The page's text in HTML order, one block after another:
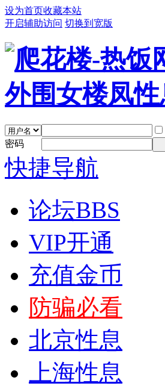
设为首页收藏本站
开启辅助访问 切换到宽版
密码
快捷导航
论坛BBS
VIP开通
充值金币
防骗必看
北京性息
上海性息